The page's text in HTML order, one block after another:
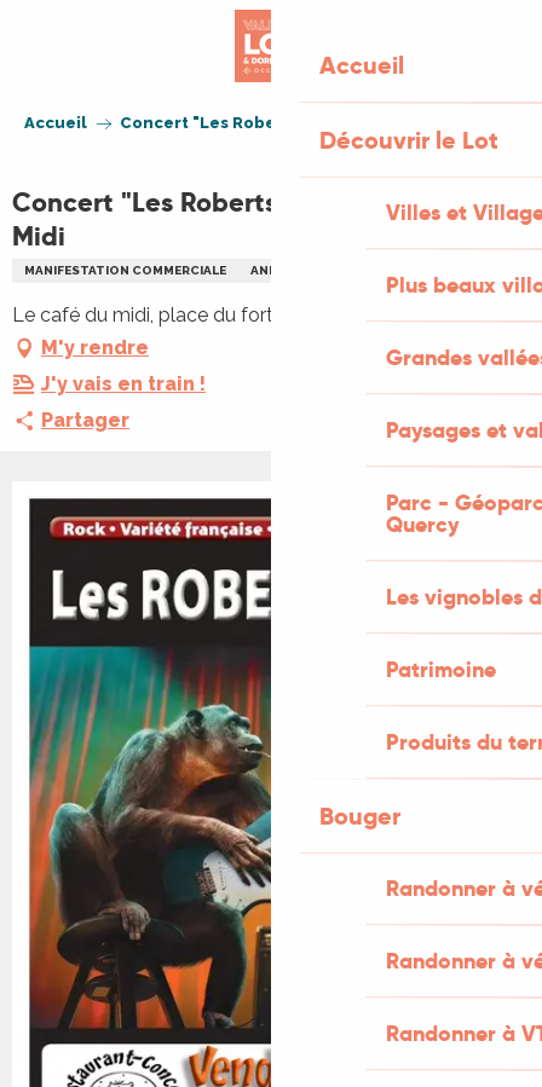
Accueil
Découvrir le Lot
Villes et
Plus beaux
Grandes
Paysages et
Parc -
Quercy
Les vignobles
Patrimoine
Produits du
Bouger
Randonner à
Randonner à
Randonner à
Accueil Concert "Les Robertson's" au Café du Midi
Concert "Les Robertson's" au Café du
Midi
MANIFESTATION COMMERCIALE ANIMATION LOCALE
Le café du midi, place du fort, 46120 Lacapelle-Marival
M'y rendre
J'y vais en train !
Partager